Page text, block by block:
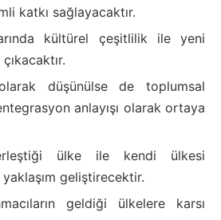
katkı sağlayacaktır.
kültürel çeşitlilik ile yeni
düşünülse de toplumsal
anlayışı olarak ortaya
ülke ile kendi ülkesi
geliştirecektir.
geldiği ülkelere karsı